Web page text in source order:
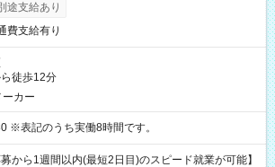
途支給あり
費支給有り
徒歩12分
カー
8:00～17:30 ※表記のうち実働8時間です。
から1週間以内(最短2日目)のスピード就業が可能】